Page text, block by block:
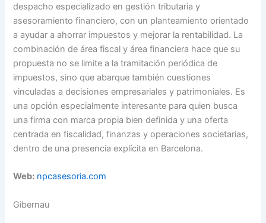
despacho especializado en gestión tributaria y
asesoramiento financiero, con un planteamiento orientado
a ayudar a ahorrar impuestos y mejorar la rentabilidad. La
combinación de área fiscal y área financiera hace que su
propuesta no se limite a la tramitación periódica de
impuestos, sino que abarque también cuestiones
vinculadas a decisiones empresariales y patrimoniales. Es
una opción especialmente interesante para quien busca
una firma con marca propia bien definida y una oferta
centrada en fiscalidad, finanzas y operaciones societarias,
dentro de una presencia explícita en Barcelona.
Web: npcasesoria.com
Gibernau